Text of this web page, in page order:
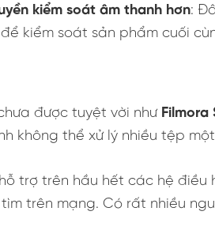
kiểm soát âm thanh hơn:
kiểm soát sản phẩm cuối
được tuyệt vời như Filmora
không thể xử lý nhiều tệp
trợ trên hầu hết các hệ điều
trên mạng. Có rất nhiều